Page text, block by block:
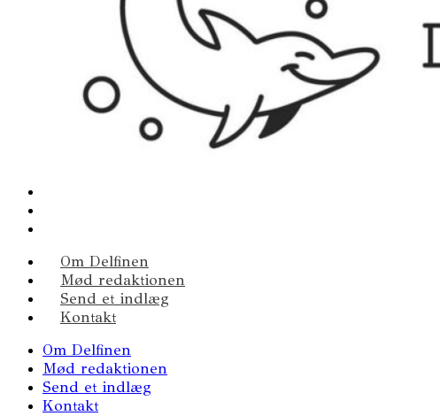
Om Delfinen
Mød redaktionen
Send et indlæg
Kontakt
Om Delfinen
Mød redaktionen
Send et indlæg
Kontakt